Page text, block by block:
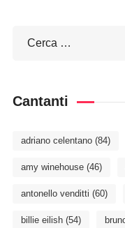
Cantanti
adriano celentano(84)
amy winehouse(46)
antonello venditti (60)
billie eilish(54)